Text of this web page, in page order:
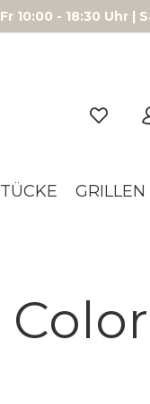
10:00 - 18:30 Uhr |